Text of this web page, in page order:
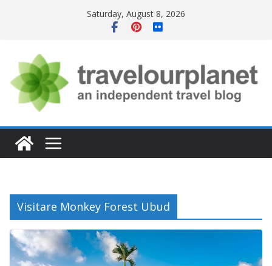
Saturday, August 8, 2026
Visitare Monkey Forest Ubud